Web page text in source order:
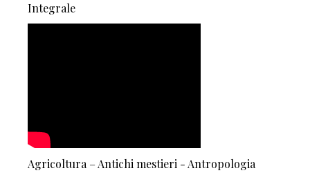
Integrale
Agricoltura – Antichi mestieri - Antropologia